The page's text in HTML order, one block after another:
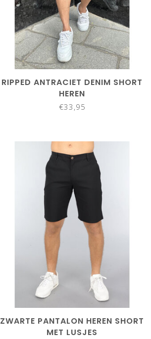
RIPPED ANTRACIET DENIM SHORT
HEREN
€33,95
ZWARTE PANTALON HEREN SHORT
MET LUSJES